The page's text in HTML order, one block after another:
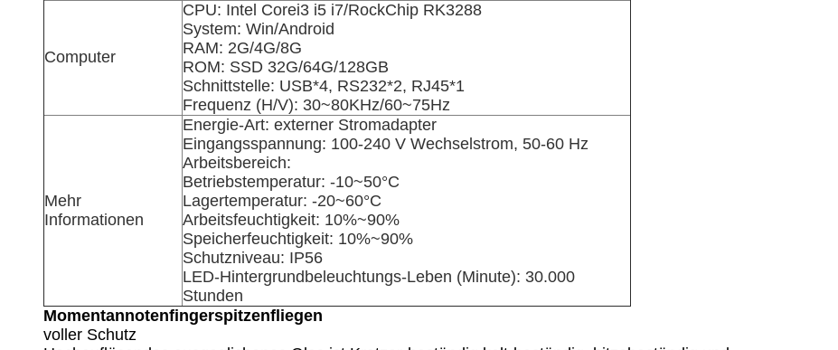
Computer
CPU: Intel Corei3 i5 i7/RockChip RK3288
System: Win/Android
RAM: 2G/4G/8G
ROM: SSD 32G/64G/128GB
Schnittstelle: USB*4, RS232*2, RJ45*1
Frequenz (H/V): 30~80KHz/60~75Hz
Mehr
Informationen
Energie-Art: externer Stromadapter
Eingangsspannung: 100-240 V Wechselstrom, 50-60 Hz
Arbeitsbereich:
Betriebstemperatur: -10~50°C
Lagertemperatur: -20~60°C
Arbeitsfeuchtigkeit: 10%~90%
Speicherfeuchtigkeit: 10%~90%
Schutzniveau: IP56
LED-Hintergrundbeleuchtungs-Leben (Minute): 30.000
Stunden
Momentannotenfingerspitzenfliegen
voller Schutz